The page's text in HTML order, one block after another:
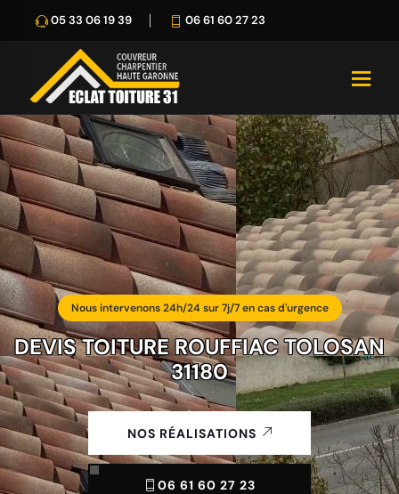
05 33 06 19 39 06 61 60 27 23
Nous intervenons 24h/24 sur 7j/7 en cas d'urgence
DEVIS TOITURE ROUFFIAC TOLOSAN
31180
NOS RÉALISATIONS
06 61 60 27 23